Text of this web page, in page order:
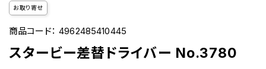
お取り寄せ
商品コード：4962485410445
スタービー差替ドライバー No.3780